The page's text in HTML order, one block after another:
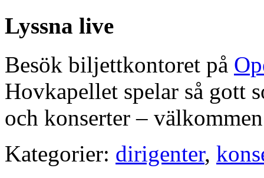
Lyssna live
Besök biljettkontoret på
Hovkapellet spelar så gott
och konserter –
Kategorier: dirigenter,